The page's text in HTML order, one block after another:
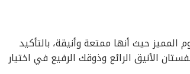
حيث أنها ممتعة وأنيقة، بالتأكيد
الأنيق الرائع وذوقك الرفيع في اختيار